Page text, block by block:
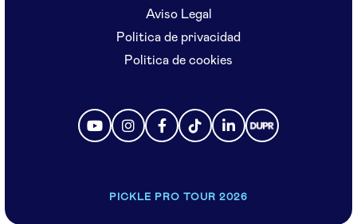
Aviso Legal
Politica de privacidad
Politica de cookies
PICKLE PRO TOUR 2026